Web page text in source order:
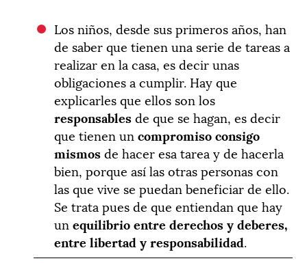
Los niños, desde sus primeros años, han
de saber que tienen una serie de tareas a
realizar en la casa, es decir unas
obligaciones a cumplir. Hay que
explicarles que ellos son los
responsablesde que se hagan, es decir
que tienen uncompromiso consigo
mismosde hacer esa tarea y de hacerla
bien, porque así las otras personas con
las que vive se puedan beneficiar de ello.
Se trata pues de que entiendan que hay
unequilibrio entre derechos y deberes,
entre libertad y responsabilidad.